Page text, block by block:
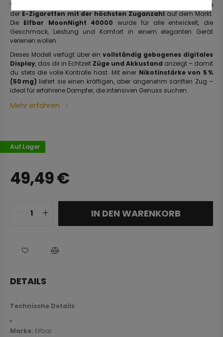
Verabschiede dich von ständigen Gerätewechseln und erlebe eine
der E-Zigaretten mit der höchsten Zuganzahl auf dem Markt.
Die Elfbar MoonNight 40000 wurde für alle entwickelt, die
Geschmack, Leistung und Komfort in einem eleganten Gerät
vereinen wollen.
Dieses Modell verfügt über einvollständig gebogenes digitales
Display, das dir in Echtzeit Züge und Akkustand anzeigt – damit
du stets die volle Kontrolle hast. Mit einer Nikotinstärke von 5 %
(50 mg) liefert sie einen kräftigen, aber angenehm sanften Zug –
ideal für erfahrene Dampfer, die intensiven Genuss suchen.
Mehr erfahren
Auf Lager
49,49€
IN DEN WARENKORB
DETAILS
Technische Details
Marke: Elfbar